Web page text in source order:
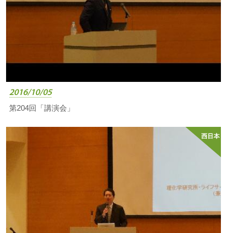
2016/10/05
第204回「講演会」